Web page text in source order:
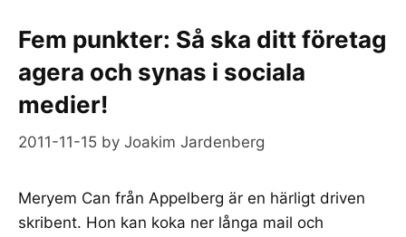
Fem punkter: Så ska ditt företag
agera och synas i sociala
medier!
2011-11-15 by Joakim Jardenberg
Meryem Can från Appelberg är en härligt driven
skribent. Hon kan koka ner långa mail och